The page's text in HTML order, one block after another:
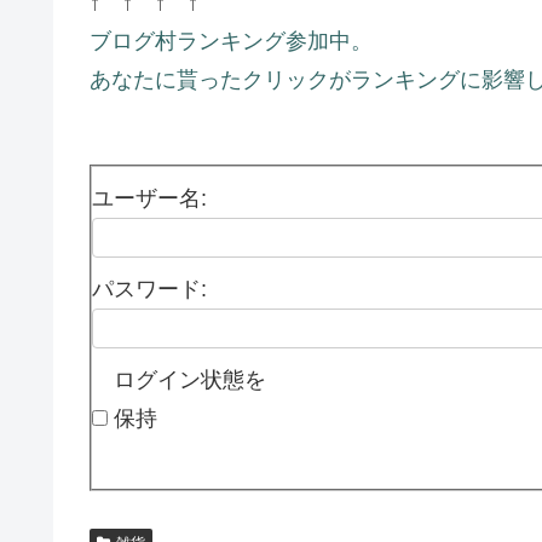
ブログ村ランキング参加中。
あなたに貰ったクリックがランキングに影響
ユーザー名:
パスワード:
ログイン状態を
保持